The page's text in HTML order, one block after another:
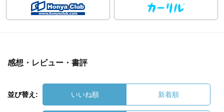
感想・レビュー・書評
並び替え: いいね順 新着順